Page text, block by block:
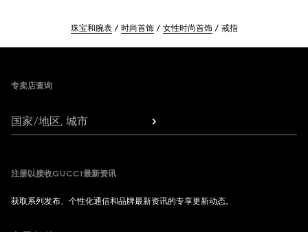
珠宝和腕表 时尚首饰 女性时尚首饰 戒指
专卖店查询
国家/地区, 城市
注册以接收GUCCI最新资讯
获取系列发布、个性化通信和品牌最新资讯的专享更新动态。